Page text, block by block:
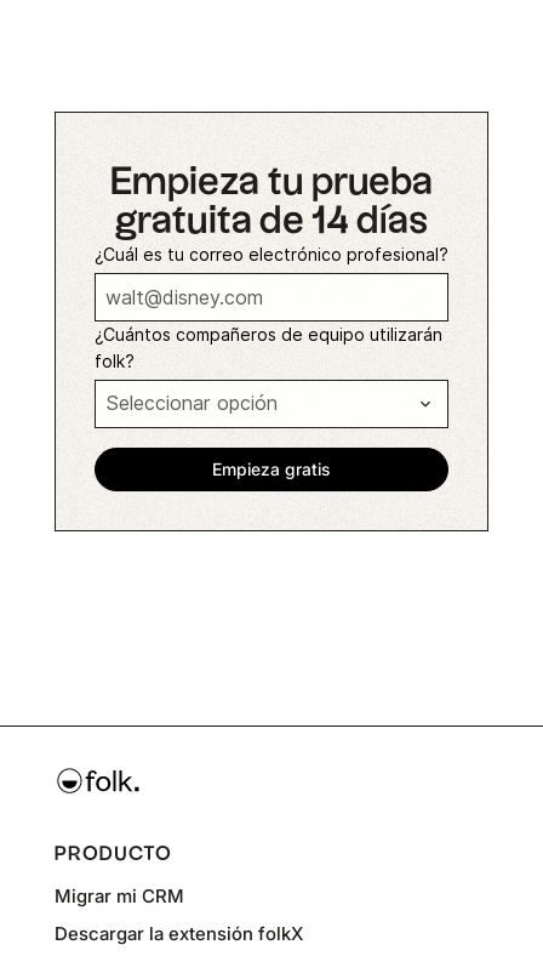
Empieza tu prueba
gratuita de 14 días
¿Cuál es tu correo electrónico profesional?
¿Cuántos compañeros de equipo utilizarán
folk?
PRODUCTO
Migrar mi CRM
Descargar la extensión folkX